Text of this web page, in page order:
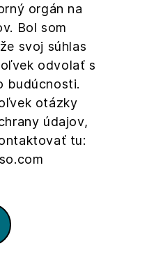
orgán na
Bol som
svoj súhlas
odvolať s
budúcnosti.
otázky
údajov,
tu: